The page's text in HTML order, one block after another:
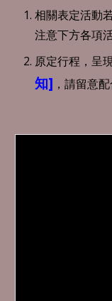
相關表定活動
注意下方各項
原定行程，呈
知] ，請留意